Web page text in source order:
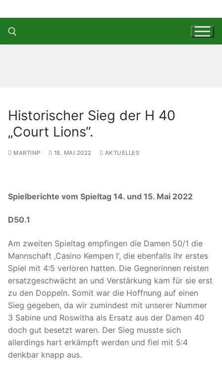
Inhalt
springen
Historischer Sieg der H 40
„Court Lions“.
MARTINP 18. MAI 2022 AKTUELLES
Spielberichte vom Spieltag 14. und 15. Mai 2022
D50.1
Am zweiten Spieltag empfingen die Damen 50/1 die
Mannschaft ‚Casino Kempen I‘, die ebenfalls ihr erstes
Spiel mit 4:5 verloren hatten. Die Gegnerinnen reisten
ersatzgeschwächt an und Verstärkung kam für sie erst
zu den Doppeln. Somit war die Hoffnung auf einen
Sieg gegeben, da wir zumindest mit unserer Nummer
3 Sabine und Roswitha als Ersatz aus der Damen 40
doch gut besetzt waren. Der Sieg musste sich
allerdings hart erkämpft werden und fiel mit 5:4
denkbar knapp aus.